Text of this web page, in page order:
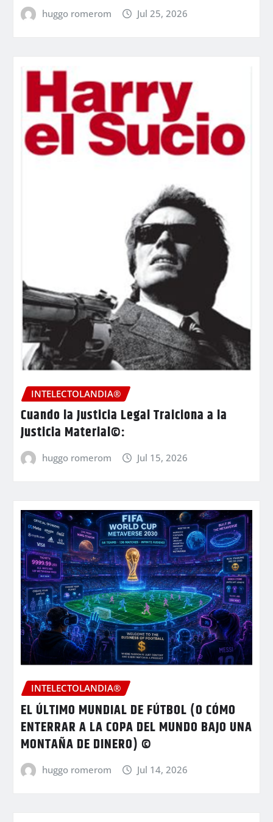
huggo romerom Jul 25, 2026
INTELECTOLANDIA®
Cuando la Justicia Legal Traiciona a la
Justicia Material©:
huggo romerom Jul 15, 2026
INTELECTOLANDIA®
EL ÚLTIMO MUNDIAL DE FÚTBOL (O CÓMO
ENTERRAR A LA COPA DEL MUNDO BAJO UNA
MONTAÑA DE DINERO) ©
huggo romerom Jul 14, 2026